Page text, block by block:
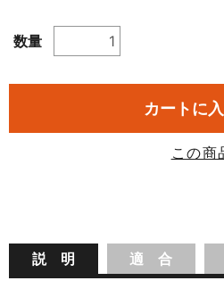
数量
カートに
この商
説 明 適 合